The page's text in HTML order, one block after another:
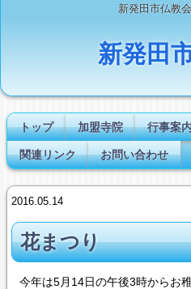
新発田市仏教
新発田
トップ 加盟寺院 行事案
関連リンク お問い合わせ
2016.05.14
花まつり
今年は5月14日の午後3時からお